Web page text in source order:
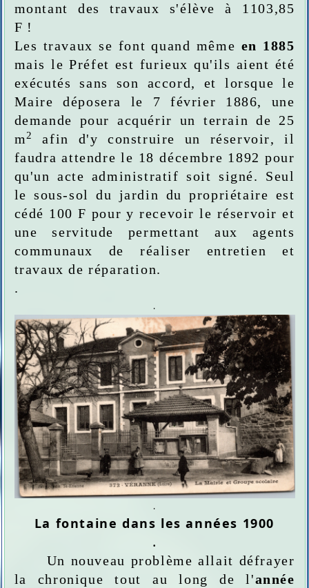
montant des travaux s'élève à 1 103,85
F !
Les travaux se font quand même en 1885
mais le Préfet est furieux qu'ils aient été
exécutés sans son accord, et lorsque le
Maire déposera le 7 février 1886, une
demande pour acquérir un terrain de 25
m2
afin d'y construire un réservoir, il
faudra attendre le 18 décembre 1892 pour
qu'un acte administratif soit signé. Seul
le sous-sol du jardin du propriétaire est
cédé 100 F pour y recevoir le réservoir et
une servitude permettant aux agents
communaux de réaliser entretien et
travaux de réparation.
.
.
.
La fontaine dans les années 1900
.
Un nouveau problème allait défrayer
la chronique tout au long de l'année